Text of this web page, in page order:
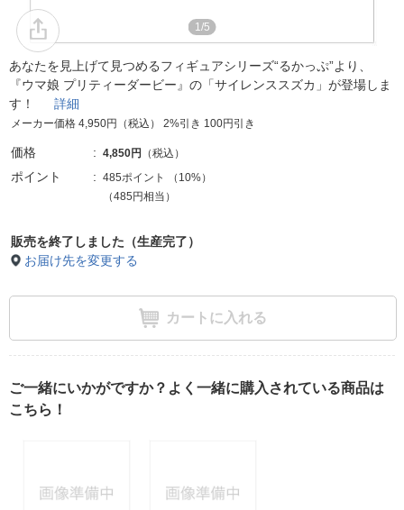
1/5
あなたを見上げて見つめるフィギュアシリーズ“るかっぷ”より、
『ウマ娘 プリティーダービー』の「サイレンススズカ」が登場しま
す！ 詳細
メーカー価格 4,950円（税込） 2%引き 100円引き
価格 4,850円 （税込）
ポイント 485ポイント （ 10%）
（485円相当）
販売を終了しました（生産完了）
お届け先を変更する
カートに入れる
ご一緒にいかがですか？よく一緒に購入されている商品は
こちら！